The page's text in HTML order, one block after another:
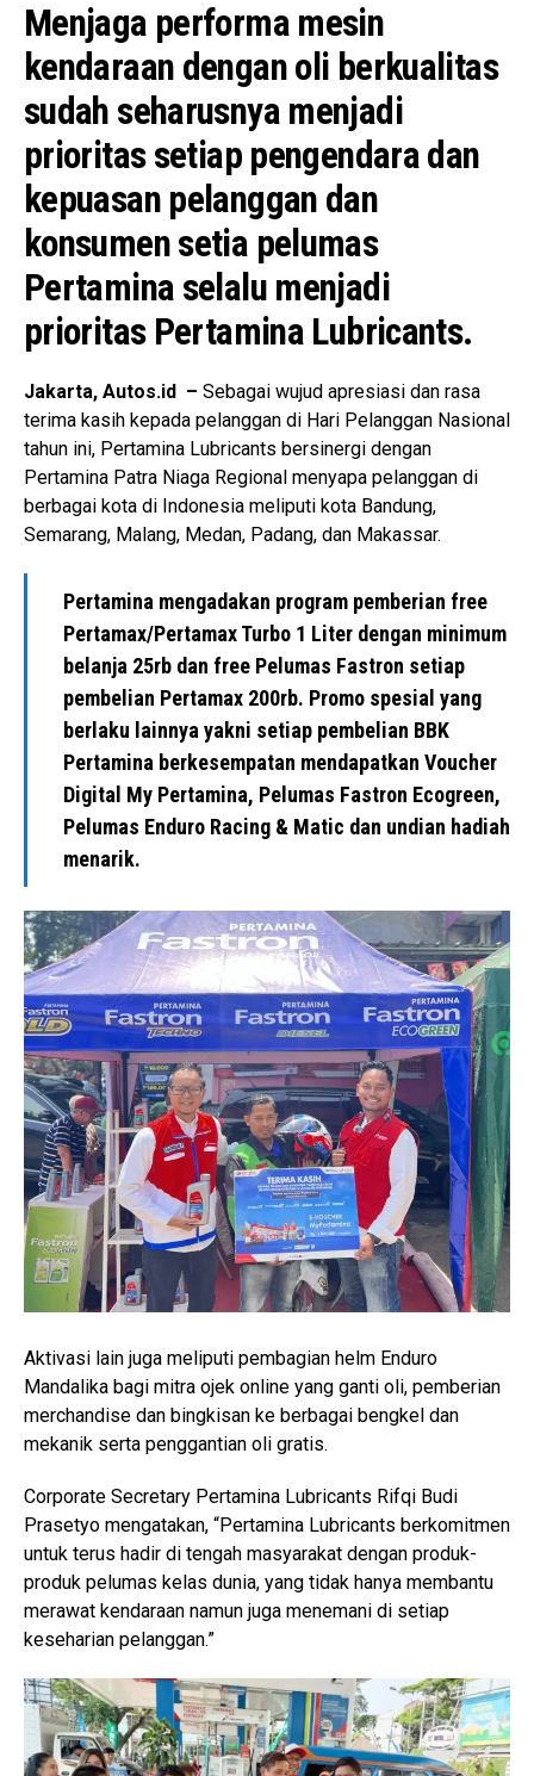
Menjaga performa mesin
kendaraan dengan oli berkualitas
sudah seharusnya menjadi
prioritas setiap pengendara dan
kepuasan pelanggan dan
konsumen setia pelumas
Pertamina selalu menjadi
prioritas Pertamina Lubricants.
Jakarta, Autos.id – Sebagai wujud apresiasi dan rasa
terima kasih kepada pelanggan di Hari Pelanggan Nasional
tahun ini, Pertamina Lubricants bersinergi dengan
Pertamina Patra Niaga Regional menyapa pelanggan di
berbagai kota di Indonesia meliputi kota Bandung,
Semarang, Malang, Medan, Padang, dan Makassar.
Pertamina mengadakan program pemberian free
Pertamax/Pertamax Turbo 1 Liter dengan minimum
belanja 25rb dan free Pelumas Fastron setiap
pembelian Pertamax 200rb. Promo spesial yang
berlaku lainnya yakni setiap pembelian BBK
Pertamina berkesempatan mendapatkan Voucher
Digital My Pertamina, Pelumas Fastron Ecogreen,
Pelumas Enduro Racing & Matic dan undian hadiah
menarik.
Aktivasi lain juga meliputi pembagian helm Enduro
Mandalika bagi mitra ojek online yang ganti oli, pemberian
merchandise dan bingkisan ke berbagai bengkel dan
mekanik serta penggantian oli gratis.
Corporate Secretary Pertamina Lubricants Rifqi Budi
Prasetyo mengatakan, “Pertamina Lubricants berkomitmen
untuk terus hadir di tengah masyarakat dengan produk-
produk pelumas kelas dunia, yang tidak hanya membantu
merawat kendaraan namun juga menemani di setiap
keseharian pelanggan.”